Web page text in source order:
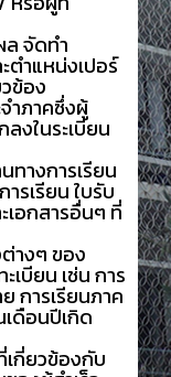
ล จัดทำ
ตำแหน่งเปอร์
ข้อง
ำภาคซึ่งผู้
งในระเบียน
ทางการเรียน
รเรียน ใบรับ
เอกสารอื่นๆ ที่
างๆ ของ
เบียน เช่น การ
การเรียนภาค
ดือนปีเกิด
เกี่ยวข้องกับ